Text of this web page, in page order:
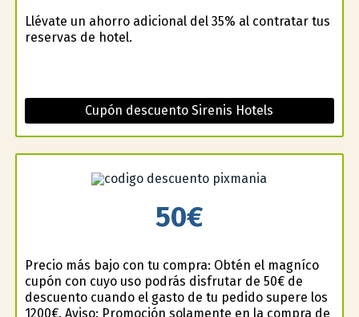
Llévate un ahorro adicional del 35% al contratar tus
reservas de hotel.
Cupón descuento Sirenis Hotels
50€
Precio más bajo con tu compra: Obtén el magnífico
cupón con cuyo uso podrás disfrutar de 50€ de
descuento cuando el gasto de tu pedido supere los
1200€. Aviso: Promoción solamente en la compra de